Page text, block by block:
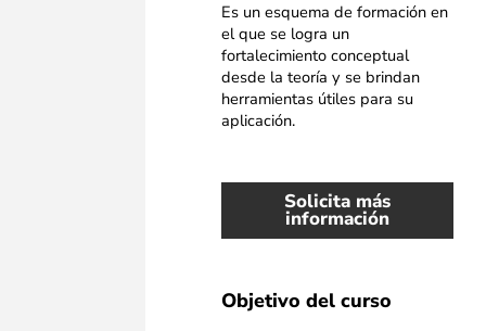
Es un esquema de formación en
el que se logra un
fortalecimiento conceptual
desde la teoría y se brindan
herramientas útiles para su
aplicación.
Solicita más
información
Objetivo del curso